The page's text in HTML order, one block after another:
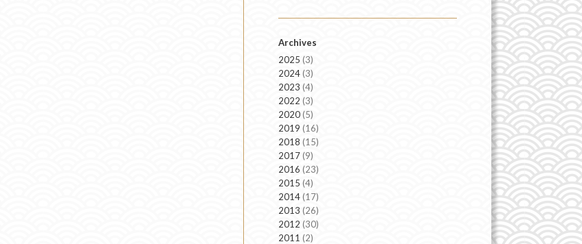
Archives
2025 (3)
2024(3)
2023 (4)
2022 (3)
2020 (5)
2019 (16)
2018 (15)
2017 (9)
2016 (23)
2015 (4)
2014(17)
2013 (26)
2012 (30)
2011 (2)